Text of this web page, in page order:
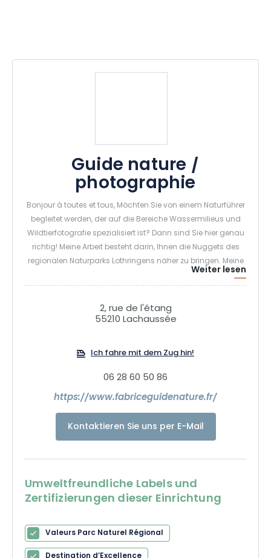
Guide nature /
photographie
Bonjour à toutes et tous, Möchten Sie von einem Naturführer
begleitet werden, der auf die Bereiche Wassermilieus und
Wildtierfotografie spezialisiert ist? Dann sind Sie hier genau
richtig! Meine Arbeit besteht darin, Ihnen die Nuggets des
regionalen Naturparks Lothringens näher zu bringen. Meine
Ausflüge in die Natur bieten Ihnen eine einzigartige
Gelegenheit, den faunistischen und floristischen Reichtum
der Feuchtgebiete zu entdecken. Für Naturliebhaber und
angehende oder erfahrene Fotografen, die ihre Fähigkeiten
mit dem Boot (schwimmendes Affut).
Weiter lesen
2, rue de l'étang
55210 Lachaussée
Ich fahre mit dem Zug hin!
06 28 60 50 86
https://www.fabriceguidenature.fr/
Kontaktieren Sie uns per E-Mail
Umweltfreundliche Labels und
Zertifizierungen dieser Einrichtung
Valeurs Parc Naturel Régional